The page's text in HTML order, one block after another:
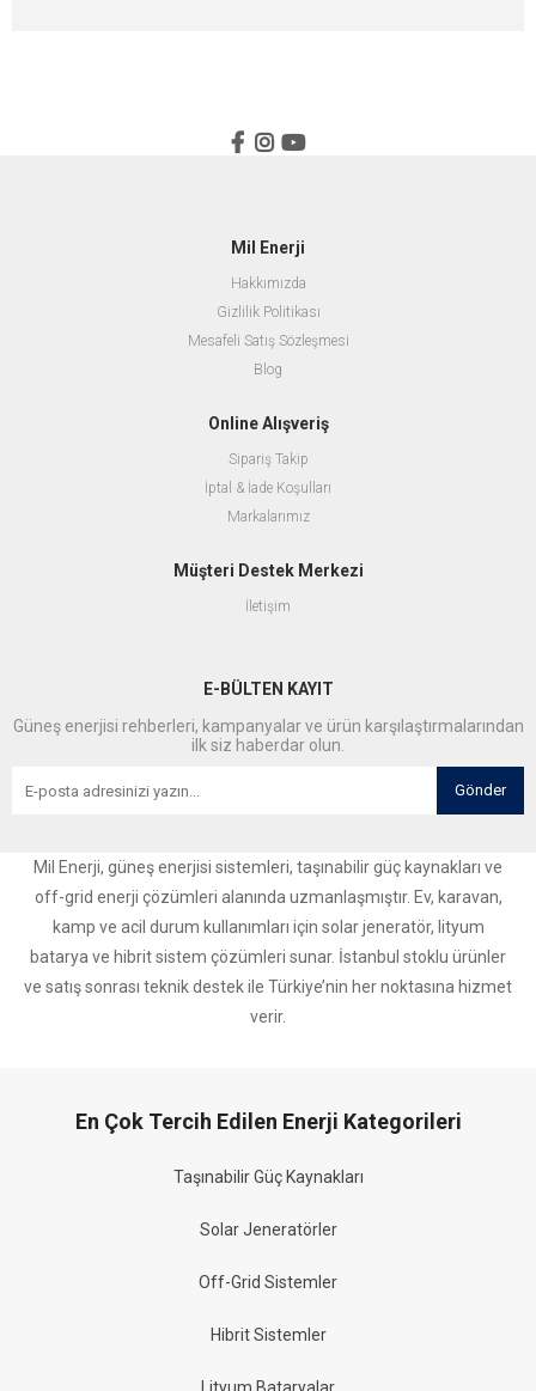
Mil Enerji
Hakkımızda
Gizlilik Politikası
Mesafeli Satış Sözleşmesi
Blog
Online Alışveriş
Sipariş Takip
İptal & İade Koşulları
Markalarımız
Müşteri Destek Merkezi
İletişim
E-BÜLTEN KAYIT
Güneş enerjisi rehberleri, kampanyalar ve ürün karşılaştırmalarından
ilk siz haberdar olun.
Gönder
Mil Enerji, güneş enerjisi sistemleri, taşınabilir güç kaynakları ve
off-grid enerji çözümleri alanında uzmanlaşmıştır. Ev, karavan,
kamp ve acil durum kullanımları için solar jeneratör, lityum
batarya ve hibrit sistem çözümleri sunar. İstanbul stoklu ürünler
ve satış sonrası teknik destek ile Türkiye’nin her noktasına hizmet
verir.
En Çok Tercih Edilen Enerji Kategorileri
Taşınabilir Güç Kaynakları
Solar Jeneratörler
Off-Grid Sistemler
Hibrit Sistemler